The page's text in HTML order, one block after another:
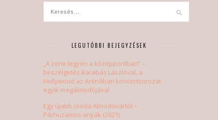
LEGUTÓBBI BEJEGYZÉSEK
„A zene legyen a középpontban” –
beszélgetés Barabás Lászlóval, a
Hollywood az Arénában koncertsorozat
egyik megálmodójával
Egy újabb csoda Almodóvartól –
Párhuzamos anyák (2021)